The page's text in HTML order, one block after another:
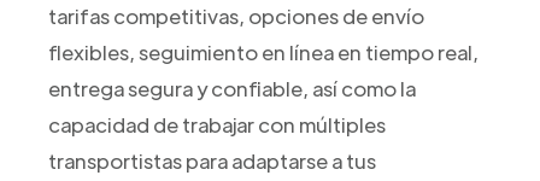
tarifas competitivas, opciones de envío
flexibles, seguimiento en línea en tiempo real,
entrega segura y confiable, así como la
capacidad de trabajar con múltiples
transportistas para adaptarse a tus